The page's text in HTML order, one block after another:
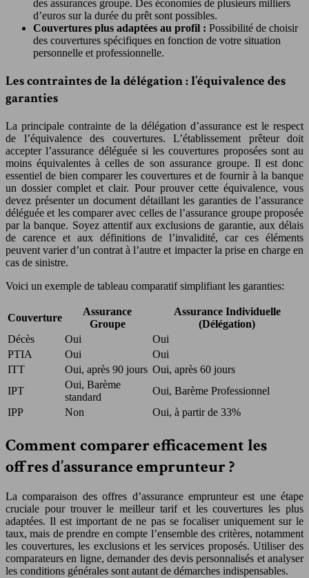
des assurances groupe. Des économies de plusieurs milliers
d’euros sur la durée du prêt sont possibles.
Couvertures plus adaptées au profil : Possibilité de choisir
des couvertures spécifiques en fonction de votre situation
personnelle et professionnelle.
Les contraintes de la délégation : l’équivalence des
garanties
La principale contrainte de la délégation d’assurance est le respect
de l’équivalence des couvertures. L’établissement prêteur doit
accepter l’assurance déléguée si les couvertures proposées sont au
moins équivalentes à celles de son assurance groupe. Il est donc
essentiel de bien comparer les couvertures et de fournir à la banque
un dossier complet et clair. Pour prouver cette équivalence, vous
devez présenter un document détaillant les garanties de l’assurance
déléguée et les comparer avec celles de l’assurance groupe proposée
par la banque. Soyez attentif aux exclusions de garantie, aux délais
de carence et aux définitions de l’invalidité, car ces éléments
peuvent varier d’un contrat à l’autre et impacter la prise en charge en
cas de sinistre.
Voici un exemple de tableau comparatif simplifiant les garanties:
Couverture
Assurance
Groupe
Assurance Individuelle
(Délégation)
Décès
Oui
Oui
PTIA
Oui
Oui
ITT
Oui, après 90 jours Oui, après 60 jours
IPT
Oui, Barème
standard
Oui, Barème Professionnel
IPP
Non Oui, à partir de 33%
Comment comparer efficacement les
offres d’assurance emprunteur ?
La comparaison des offres d’assurance emprunteur est une étape
cruciale pour trouver le meilleur tarif et les couvertures les plus
adaptées. Il est important de ne pas se focaliser uniquement sur le
taux, mais de prendre en compte l’ensemble des critères, notamment
les couvertures, les exclusions et les services proposés. Utiliser des
comparateurs en ligne, demander des devis personnalisés et analyser
les conditions générales sont autant de démarches indispensables.